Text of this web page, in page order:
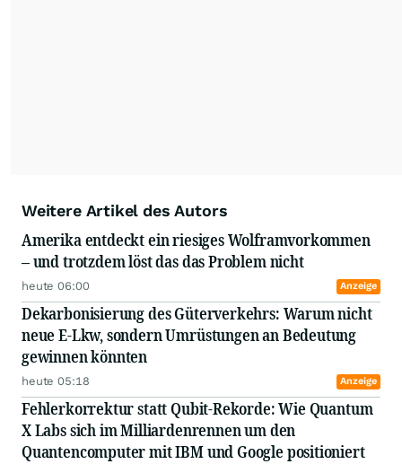
Weitere Artikel des Autors
Amerika entdeckt ein riesiges Wolframvorkommen
– und trotzdem löst das das Problem nicht
heute 06:00 Anzeige
Dekarbonisierung des Güterverkehrs: Warum nicht
neue E-Lkw, sondern Umrüstungen an Bedeutung
gewinnen könnten
heute 05:18 Anzeige
Fehlerkorrektur statt Qubit-Rekorde: Wie Quantum
X Labs sich im Milliardenrennen um den
Quantencomputer mit IBM und Google positioniert